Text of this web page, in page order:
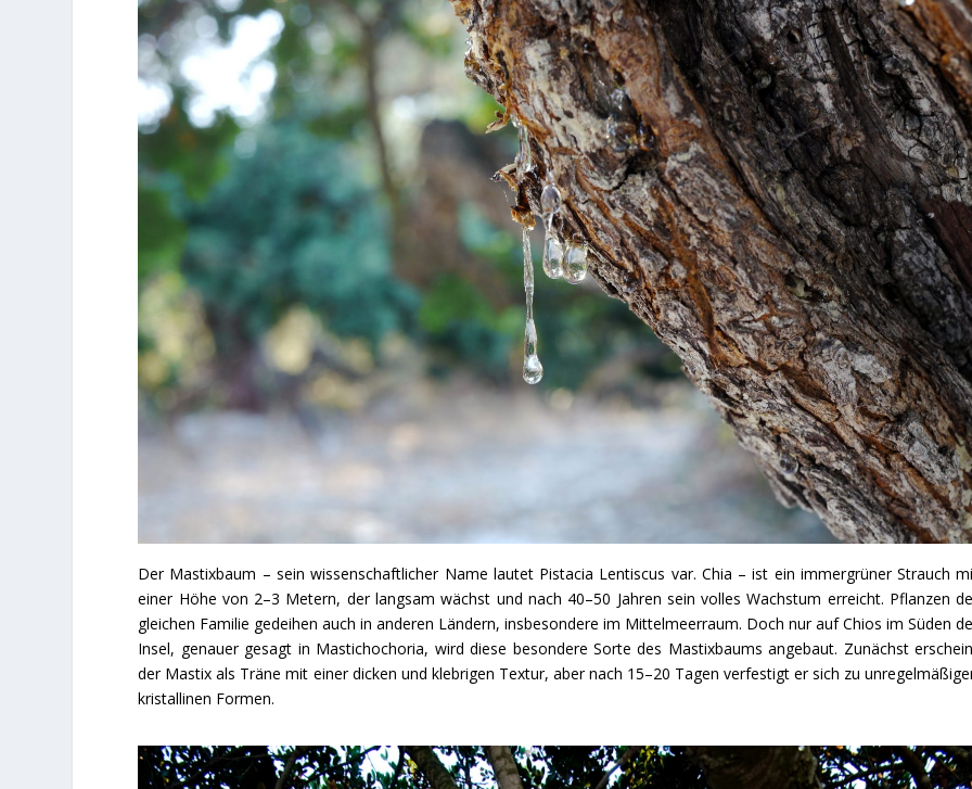
Der Mastixbaum – sein wissenschaftlicher Name lautet Pistacia Lentiscus var. Chia – ist ein immergrüner Strauch
einer Höhe von 2–3 Metern, der langsam wächst und nach 40–50 Jahren sein volles Wachstum erreicht. Pflanzen
gleichen Familie gedeihen auch in anderen Ländern, insbesondere im Mittelmeerraum. Doch nur auf Chios im Süden
Insel, genauer gesagt in Mastichochoria, wird diese besondere Sorte des Mastixbaums angebaut. Zunächst
der Mastix als Träne mit einer dicken und klebrigen Textur, aber nach 15–20 Tagen verfestigt er sich zu
kristallinen Formen.